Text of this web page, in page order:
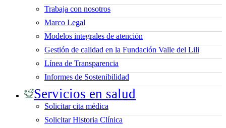
Trabaja con nosotros
Marco Legal
Modelos integrales de atención
Gestión de calidad en la Fundación Valle del Lili
Línea de Transparencia
Informes de Sostenibilidad
Servicios en salud
Solicitar cita médica
Solicitar Historia Clínica